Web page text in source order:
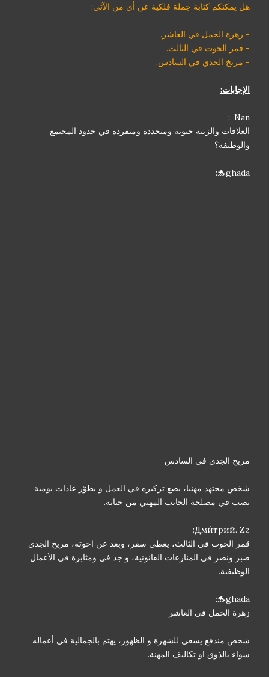
هل يمكنكم كتابة جملة فلكية عن أي من الآتي:
- زهرة الحمل في العاشر.
- قمر الحوت في الثالث.
- مريخ الجدي في السادس.
الإجابات:
Nan .:
العلاقات والزينة حيوية ومتجددة ومتفردة في حدود المجتمع
والوظيفة؟
ghada🐬:
مريخ الجدي في السادس
شخص مجتهد مهنيا، يضع تركيزه في العمل و يطوّر عادات يومية
تصب في مصلحة الجانب المهني من حياته.
Дми́трий. Zz:
قمر الحوت في الثالث، يعطي سفر، وبعد عن اخوته، مريخ الجدي
صبر ونصر في المنازعات القانونية، و جد في ومثابرة في الأعمال
الوظيفية.
ghada🐬:
زهرة الحمل في العاشر
شخص مندفع يسعى للشهرة و الظهور، يهتم بالجمالية في أعماله
سواء بالذوق او تكاليف المهنة.